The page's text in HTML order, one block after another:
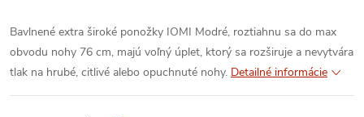
Bavlnené extra široké ponožky IOMI Modré, roztiahnu sa do max
obvodu nohy 76 cm, majú voľný úplet, ktorý sa rozširuje a nevytvára
tlak na hrubé, citlivé alebo opuchnuté nohy. Detailné informácie